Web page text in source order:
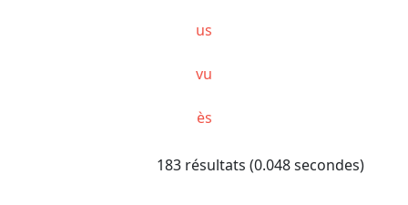
us
vu
ès
183 résultats (0.048 secondes)